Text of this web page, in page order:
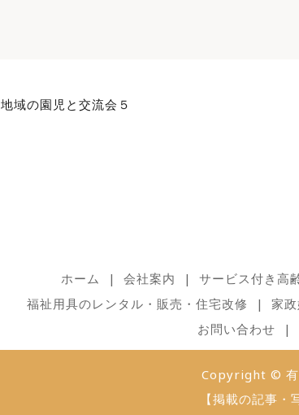
地域の園児と交流会５
ホーム 会社案内 サービス付き高
福祉用具のレンタル・販売・住宅改修
家
お問い合わせ
Copyright © 有
【掲載の記事